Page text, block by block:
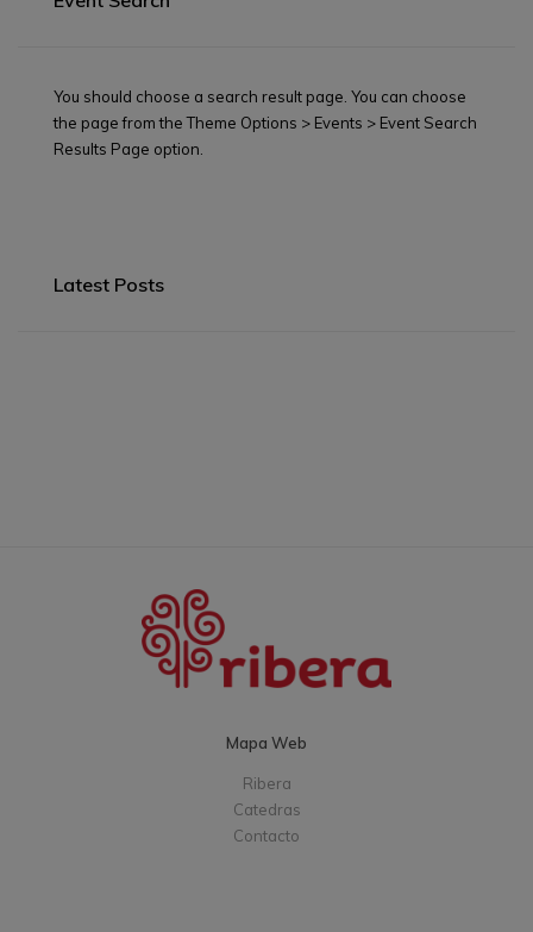
You should choose a search result page. You can choose
the page from the Theme Options > Events > Event Search
Results Page option.
Latest Posts
Mapa Web
Ribera
Catedras
Contacto